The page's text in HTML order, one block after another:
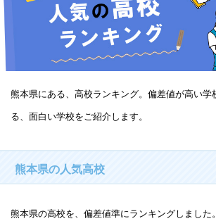
熊本県にある、高校ランキング。偏差値が高い
る、面白い学校をご紹介します。
熊本県の人気高校
熊本県の高校を、偏差値準にランキングしました。